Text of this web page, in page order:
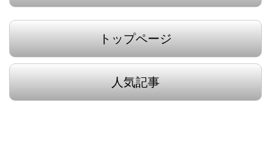
トップページ
人気記事